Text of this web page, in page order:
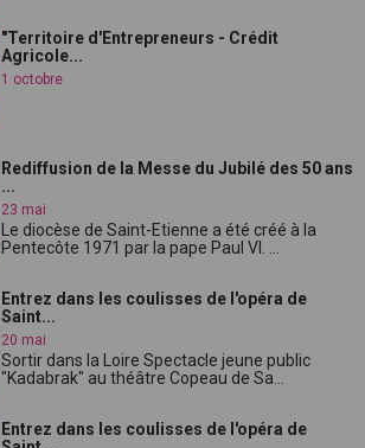
"Territoire d'Entrepreneurs - Crédit
Agricole...
1 octobre
Rediffusion de la Messe du Jubilé des 50 ans
...
23 mai
Le diocèse de Saint-Etienne a été créé à la
Pentecôte 1971 par la pape Paul VI. ...
Entrez dans les coulisses de l'opéra de
Saint...
20 mai
Sortir dans la Loire Spectacle jeune public
"Kadabrak" au théâtre Copeau de Sa...
Entrez dans les coulisses de l'opéra de